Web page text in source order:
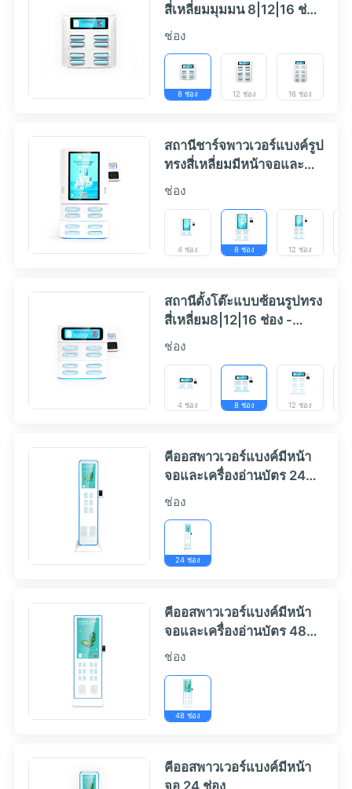
สี่เหลี่ยมมุมมน 8|12|16 ช่อง
- HeyCharge
ช่อง
8 ช่อง 12 ช่อง 16 ช่อง
สถานีชาร์จพาวเวอร์แบงค์รูป
ทรงสี่เหลี่ยมมีหน้าจอและ
เครื่องอ่านบัตร (4|8|12|16
ช่อง
4 ช่อง 8 ช่อง 12 ช่อง
สถานีตั้งโต๊ะแบบซ้อนรูปทรง
สี่เหลี่ยม8|12|16 ช่อง -
HeyCharge
ช่อง
4 ช่อง 8 ช่อง 12 ช่อง
คีออสพาวเวอร์แบงค์มีหน้า
จอและเครื่องอ่านบัตร 24
ช่อง
ช่อง
24 ช่อง
คีออสพาวเวอร์แบงค์มีหน้า
จอและเครื่องอ่านบัตร 48
ช่อง
ช่อง
48 ช่อง
คีออสพาวเวอร์แบงค์มีหน้า